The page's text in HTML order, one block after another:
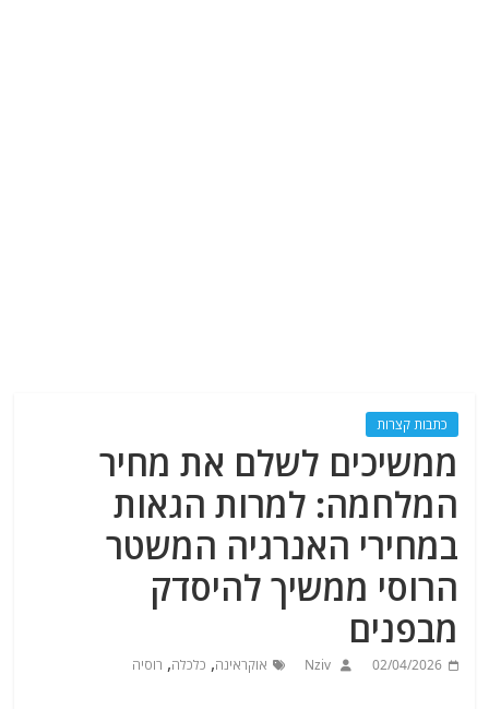
כתבות קצרות
ממשיכים לשלם את מחיר
המלחמה: למרות הגאות
במחירי האנרגיה המשטר
הרוסי ממשיך להיסדק
מבפנים
02/04/2026
Nziv אוקראינה, כלכלה, רוסיה